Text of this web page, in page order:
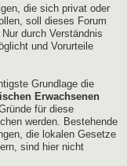
die sich privat oder
soll dieses Forum
durch Verständnis
und Vorurteile
Grundlage die
Erwachsenen
für diese
werden. Bestehende
die lokalen Gesetze
sind hier nicht